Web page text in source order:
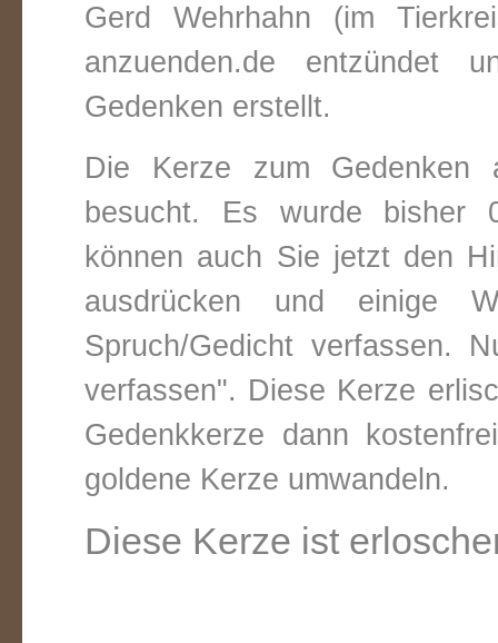
Gerd Wehrhahn (im
anzuenden.de entzündet
Gedenken erstellt.
Die Kerze zum Gedenken
besucht. Es wurde bisher
können auch Sie jetzt den
ausdrücken und einige
Spruch/Gedicht verfassen.
verfassen". Diese Kerze
Gedenkkerze dann
goldene Kerze umwandeln.
Diese Kerze ist